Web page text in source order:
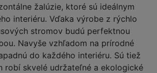
žalúzie, ktoré sú ideálnym
interiéru. Vďaka výrobe z rýchlo
stromov budú perfektnou
Navyše vzhľadom na prírodné
do každého interiéru. Sú tiež
robí skvelé udržateľné a ekologické